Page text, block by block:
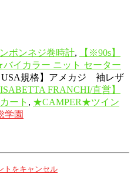
ボンネジ巻時計,
【※90s】
イカラー ニット セーター
USA規格】アメカジ 袖レザ
FRANCHI/直営】
ート , ★CAMPER★ツイン
学園
トをキャンセル